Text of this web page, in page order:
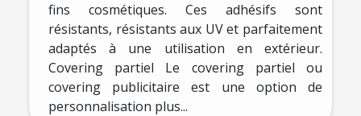
fins cosmétiques. Ces adhésifs sont
résistants, résistants aux UV et parfaitement
adaptés à une utilisation en extérieur.
Covering partiel Le covering partiel ou
covering publicitaire est une option de
personnalisation plus...